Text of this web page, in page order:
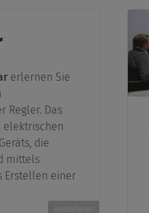
erlernen Sie
Regler. Das
elektrischen
die
mittels
Erstellen einer
weiterlesen